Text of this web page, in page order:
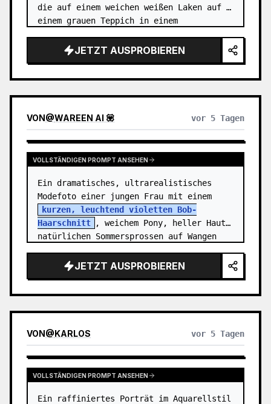
die auf einem weichen weißen Laken auf
einem grauen Teppich in einem
Motiv ist {argument name="character
name"…
JETZT AUSPROBIEREN
VON@WAREEN AI 💟 vor 5 Tagen
VOLLSTÄNDIGEN PROMPT ANSEHEN
Ein dramatisches, ultrarealistisches
kurzen, leuchtend violetten Bob-
Haarschnitt
, weichem Pony, heller Haut,
natürlichen Sommersprossen auf Wangen
JETZT AUSPROBIEREN
VON@KARLOS vor 5 Tagen
VOLLSTÄNDIGEN PROMPT ANSEHEN
Ein raffiniertes Porträt im Aquarellstil